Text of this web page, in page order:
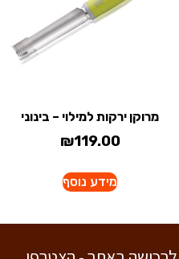
מרוקן ירקות למילוי – בינוני
₪119.00
מידע נוסף